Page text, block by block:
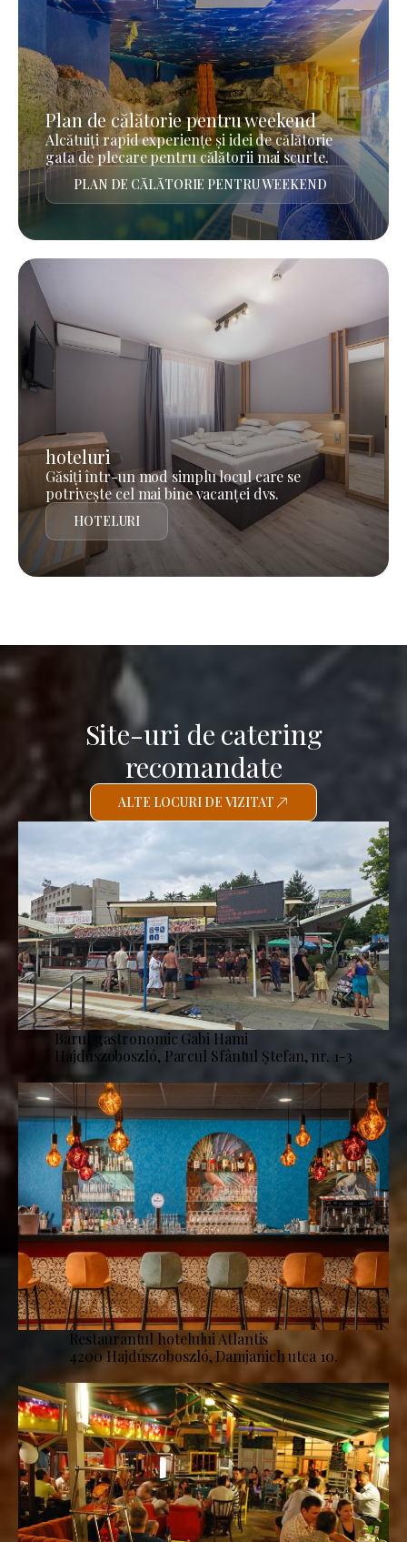
Plan de călătorie pentru weekend
Alcătuiți rapid experiențe și idei de călătorie
gata de plecare pentru călătorii mai scurte.
PLAN DE CĂLĂTORIE PENTRU WEEKEND
hoteluri
Găsiți într-un mod simplu locul care se
potrivește cel mai bine vacanței dvs.
HOTELURI
Site-uri de catering
recomandate
ALTE LOCURI DE VIZITAT
Barul gastronomic Gabi Hami
Hajdúszoboszló, Parcul Sfântul Ștefan, nr. 1-3
Restaurantul hotelului Atlantis
4200 Hajdúszoboszló, Damjanich utca 10.